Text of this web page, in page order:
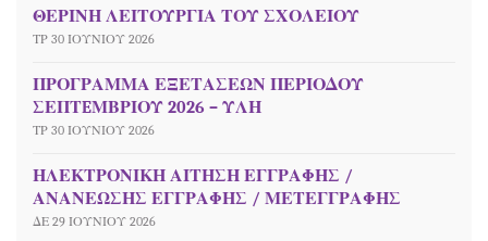
ΘΕΡΙΝΗ ΛΕΙΤΟΥΡΓΙΑ ΤΟΥ ΣΧΟΛΕΙΟΥ
ΤΡ 30 ΙΟΥΝΊΟΥ 2026
ΠΡΟΓΡΑΜΜΑ ΕΞΕΤΑΣΕΩΝ ΠΕΡΙΟΔΟΥ
ΣΕΠΤEΜΒΡΙΟΥ 2026 – ΥΛΗ
ΤΡ 30 ΙΟΥΝΊΟΥ 2026
ΗΛΕΚΤΡΟΝΙΚΗ ΑΙΤΗΣΗ ΕΓΓΡΑΦΗΣ /
ΑΝΑΝΕΩΣΗΣ ΕΓΓΡΑΦΗΣ / ΜΕΤΕΓΓΡΑΦΗΣ
ΔΕ 29 ΙΟΥΝΊΟΥ 2026